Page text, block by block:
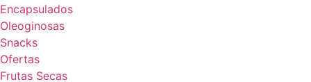
Encapsulados
Oleoginosas
Snacks
Ofertas
Frutas Secas